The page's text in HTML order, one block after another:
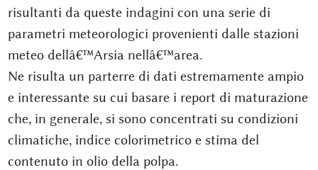
risultanti da queste indagini con una serie di
parametri meteorologici provenienti dalle stazioni
meteo dellâ€™Arsia nellâ€™area.
Ne risulta un parterre di dati estremamente ampio
e interessante su cui basare i report di maturazione
che, in generale, si sono concentrati su condizioni
climatiche, indice colorimetrico e stima del
contenuto in olio della polpa.